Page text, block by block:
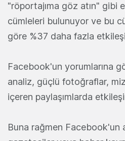
"röportajıma göz atın" gibi
cümleleri bulunuyor ve bu
göre %37 daha fazla
Facebook'un yorumlarına
analiz, güçlü fotoğraflar,
içeren paylaşımlarda
Buna rağmen Facebook'un